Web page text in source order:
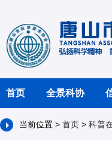
首页 全景科协
当前位置 > 首页 > 科普